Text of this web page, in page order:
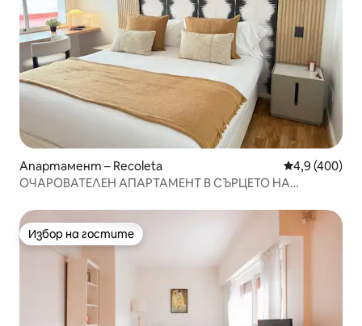
Апартамент – Recoleta Средна
4,9 (400)
ОЧАРОВАТЕЛЕН АПАРТАМЕНТ В СЪРЦЕТО НА
Избор на гостите
Избор на гостите